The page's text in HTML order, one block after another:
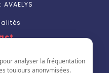
analyser la fréquentation
toujours anonymisées.